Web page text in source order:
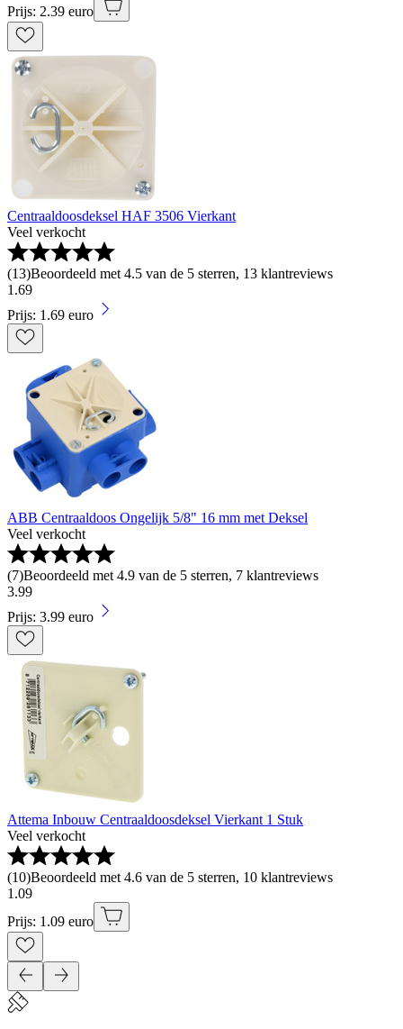
Prijs: 2.39 euro
Centraaldoosdeksel HAF 3506 Vierkant
Veel verkocht
(13)Beoordeeld met 4.5 van de 5 sterren, 13 klantreviews
1 .69
Prijs: 1.69 euro
ABB Centraaldoos Ongelijk 5/8" 16 mm met Deksel
Veel verkocht
(7)Beoordeeld met 4.9 van de 5 sterren, 7 klantreviews
3.99
Prijs: 3.99 euro
Attema Inbouw Centraaldoosdeksel Vierkant 1 Stuk
Veel verkocht
(10)Beoordeeld met 4.6 van de 5 sterren, 10 klantreviews
1 .09
Prijs: 1.09 euro